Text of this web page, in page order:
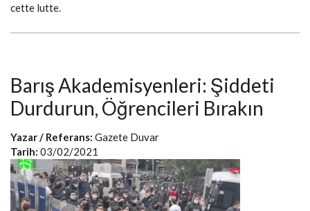
cette lutte.
Barış Akademisyenleri: Şiddeti
Durdurun, Öğrencileri Bırakın
Yazar / Referans: Gazete Duvar
Tarih: 03/02/2021